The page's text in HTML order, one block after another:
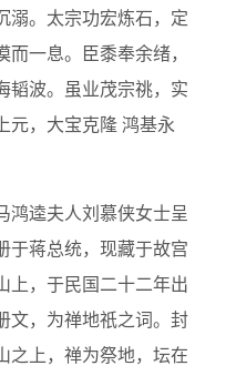
溺。太宗功宏炼石，定
而一息。臣黍奉余绪，
韬波。虽业茂宗祧，实
元，大宝克隆 鸿基永
鸿逵夫人刘慕侠女士呈
于蒋总统，现藏于故宫
上，于民国二十二年出
文，为禅地祇之词。封
之上，禅为祭地，坛在